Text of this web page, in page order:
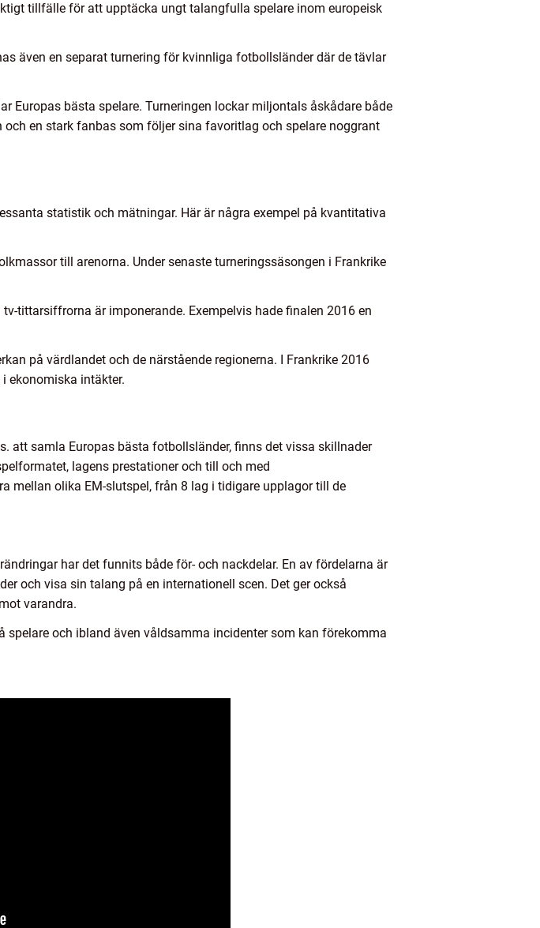
tillfälle för att upptäcka ungt talangfulla spelare inom europeisk
även en separat turnering för kvinnliga fotbollsländer där de tävlar
Europas bästa spelare. Turneringen lockar miljontals åskådare både
en stark fanbas som följer sina favoritlag och spelare noggrant
statistik och mätningar. Här är några exempel på kvantitativa
till arenorna. Under senaste turneringssäsongen i Frankrike
tittarsiffrorna är imponerande. Exempelvis hade finalen 2016 en
på värdlandet och de närstående regionerna. I Frankrike 2016
ekonomiska intäkter.
att samla Europas bästa fotbollsländer, finns det vissa skillnader
lagens prestationer och till och med
mellan olika EM-slutspel, från 8 lag i tidigare upplagor till de
har det funnits både för- och nackdelar. En av fördelarna är
och visa sin talang på en internationell scen. Det ger också
varandra.
och ibland även våldsamma incidenter som kan förekomma